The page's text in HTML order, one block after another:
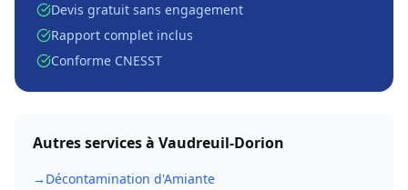
Devis gratuit sans engagement
Rapport complet inclus
Conforme CNESST
Autres services à Vaudreuil-Dorion
→ Décontamination d'Amiante